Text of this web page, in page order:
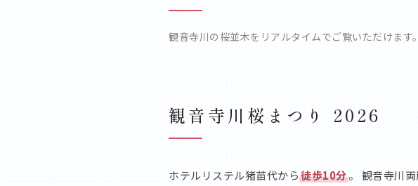
観音寺川の桜並木をリアルタイムでご覧いただけます。
観音寺川桜まつり 2026
ホテルリステル猪苗代から徒歩10分。 観音寺川